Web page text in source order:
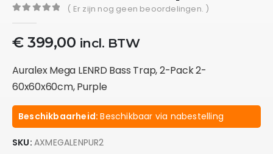
( Er zijn nog geen beoordelingen. )
€399,00 incl. BTW
Auralex Mega LENRD Bass Trap, 2-Pack 2-
60x60x60cm, Purple
Beschikbaarheid:Beschikbaar via nabestelling
SKU: AXMEGALENPUR2